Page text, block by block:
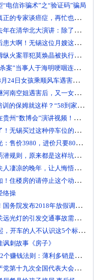
“电信诈骗术”之“验证码”骗局
这才是真正的专家谈癌症，再忙也要看看！
孟晚舟去年在清华北大演讲：除了胜利，我们别无选择！
签私单后患大啊！无锡这位月嫂这么嚣张？干了一天拿走1000元 雇主如何维权？
杭州保姆纵火案罪犯莫焕晶被执行死刑！
“昆山反杀案”当事人于海明哽咽连说三个感谢：感谢警方
2018年8月24日女孩乘顺风车遇害经过 亲友多次联系滴滴未获回复
痛心！继河南空姐遇害后，又一女孩乘坐滴滴顺风车遇害身亡！
“菲佣”培训的保姆就这样？“58到家”“坑”到家了
马云，在贵州“数博会”演讲视频！不看，你会后悔哟！
新规来了！无锡买过这种停车位的人，要哭了！
终于曝光：售价3980，进价只要80！这东西害了多少人
药店卖药潜规则，原来都是这样坑你的！
撒切尔夫人凄凉的晚年，让人悔悟人生真谛！
紧急通知！住楼房的请停止这个动作，赶快通知家人！
络操
快收藏！国务院发布2018年放假调休安排啦
会车不关远光灯的引发交通事故需担责？
从11月起，开车的人不认识这5个标线，两本驾照都不够扣！
讽刺故事《房子》
犹太人12个赚钱法则：薄利多销是愚蠢的做法！
中国共产党第十九次全国代表大会主席团常务委员会名单(42人)